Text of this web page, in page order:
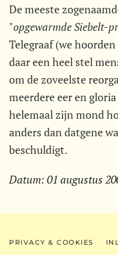
De meeste
"opgewarmde Siebelt-
Telegraaf (we
daar een heel stel
om de zoveelste
meerdere eer en
helemaal zijn mond
anders dan datgene
beschuldigt.
Datum: 01 augustus
PRIVACY & COOKIES